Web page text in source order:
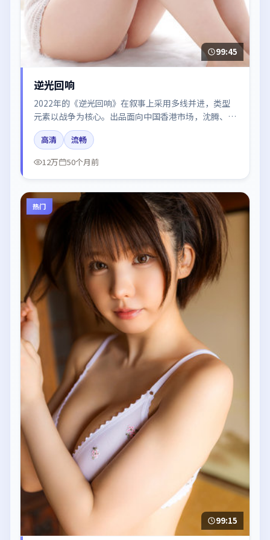
99:45
逆光回响
2022年的《逆光回响》在叙事上采用多线并进，类型
元素以战争为核心。出品面向中国香港市场，沈腾、朱
一龙、梁朝伟、谭卓、廖凡所饰角色推动关键反转，结
尾留白引发讨论。
高清
流畅
12万
50个月前
热门
99:15